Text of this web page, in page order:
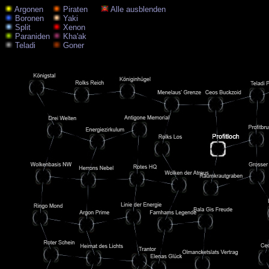
Argonen Piraten
Alle ausblenden
Boronen
Yaki
Split
Xenon
Paraniden
Kha'ak
Teladi
Goner